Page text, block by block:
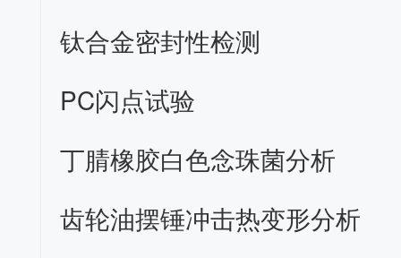
钛合金密封性检测
PC闪点试验
丁腈橡胶白色念珠菌分析
齿轮油摆锤冲击热变形分析